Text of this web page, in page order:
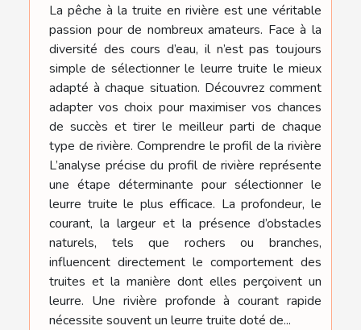
La pêche à la truite en rivière est une véritable
passion pour de nombreux amateurs. Face à la
diversité des cours d’eau, il n’est pas toujours
simple de sélectionner le leurre truite le mieux
adapté à chaque situation. Découvrez comment
adapter vos choix pour maximiser vos chances
de succès et tirer le meilleur parti de chaque
type de rivière. Comprendre le profil de la rivière
L’analyse précise du profil de rivière représente
une étape déterminante pour sélectionner le
leurre truite le plus efficace. La profondeur, le
courant, la largeur et la présence d’obstacles
naturels, tels que rochers ou branches,
influencent directement le comportement des
truites et la manière dont elles perçoivent un
leurre. Une rivière profonde à courant rapide
nécessite souvent un leurre truite doté de...